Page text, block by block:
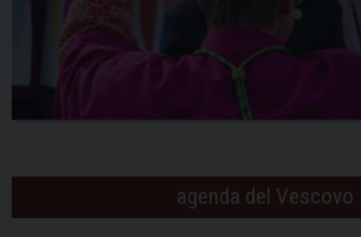
agenda del Vescovo